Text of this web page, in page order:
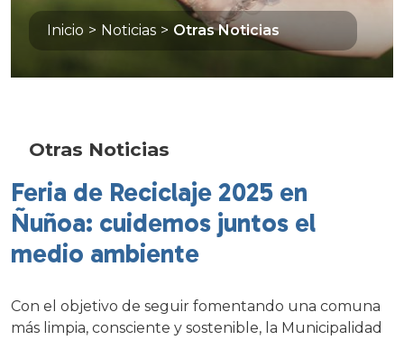
Inicio > Noticias > Otras Noticias
Otras Noticias
Feria de Reciclaje 2025 en
Ñuñoa: cuidemos juntos el
medio ambiente
Con el objetivo de seguir fomentando una comuna
más limpia, consciente y sostenible, la Municipalidad